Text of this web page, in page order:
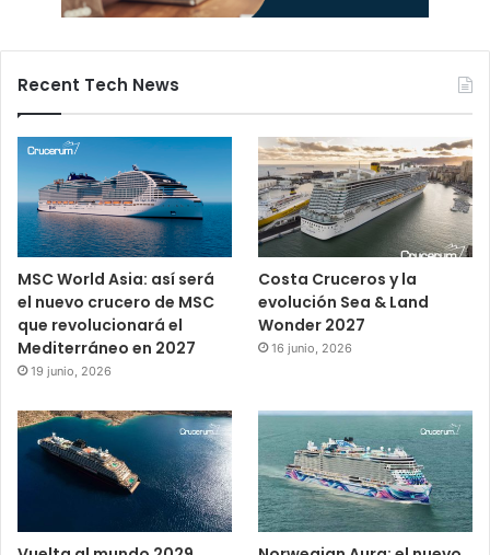
Recent Tech News
MSC World Asia: así será
el nuevo crucero de MSC
que revolucionará el
Mediterráneo en 2027
19 junio, 2026
Costa Cruceros y la
evolución Sea & Land
Wonder 2027
16 junio, 2026